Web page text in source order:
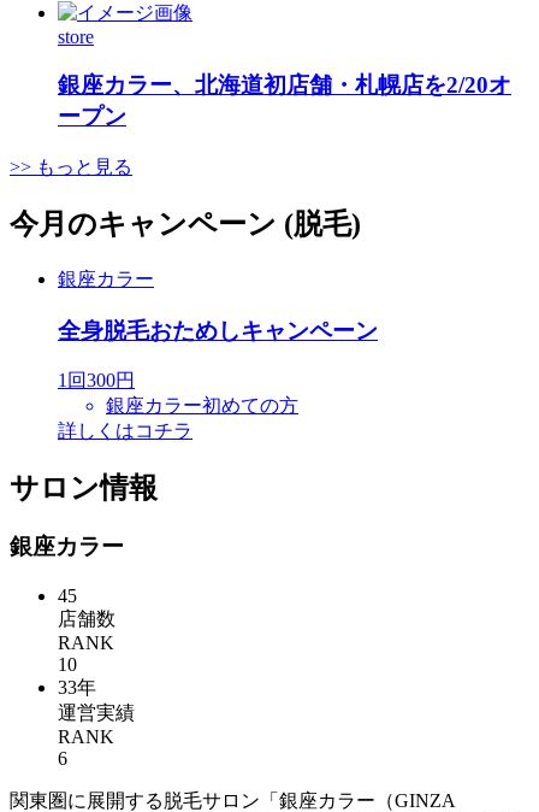
store
銀座カラー、北海道初店舗・札幌店を2/20オ
ープン
>> もっと見る
今月のキャンペーン (脱毛)
銀座カラー
全身脱毛おためしキャンペーン
1回300円
銀座カラー初めての方
詳しくはコチラ
サロン情報
銀座カラー
45
店舗数
RANK
10
33年
運営実績
RANK
6
関東圏に展開する脱毛サロン「銀座カラー（GINZA